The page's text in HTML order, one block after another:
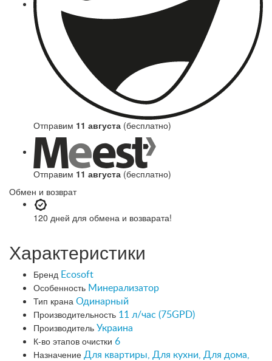
Отправим 11 августа (бесплатно)
Отправим 11 августа (бесплатно)
Обмен и возврат
120 дней для обмена и возварата!
Характеристики
Бренд Ecosoft
Особенность Минерализатор
Тип крана Одинарный
Производительность 11 л/час (75GPD)
Производитель Украина
К-во этапов очистки 6
Назначение Для квартиры, Для кухни, Для дома,